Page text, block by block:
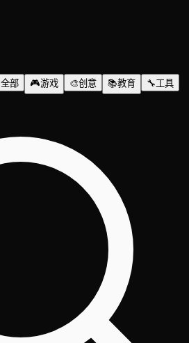
全部 🎮游戏 🎨创意 📚教育 🔧工具